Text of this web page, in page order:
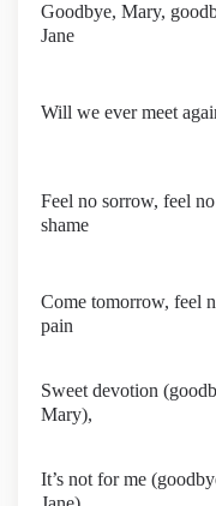
Goodbye, Mary,
Jane
Will we ever meet
Feel no sorrow, feel no
shame
Come tomorrow, feel
pain
Sweet devotion
Mary),
It’s not for me